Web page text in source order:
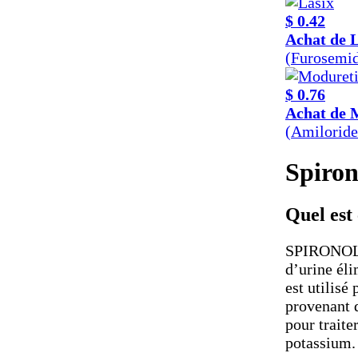
$ 0.42
Achat de
$ 0.76
Achat de
Quel
d’urine
est utilisé
provenant
pour
potassium.